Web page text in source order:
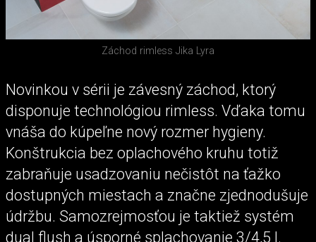
Záchod rimless Jika Lyra
Novinkou v sérii je závesný záchod, ktorý
disponuje technológiou rimless. Vďaka tomu
vnáša do kúpeľne nový rozmer hygieny.
Konštrukcia bez oplachového kruhu totiž
zabraňuje usadzovaniu nečistôt na ťažko
dostupných miestach a značne zjednodušuje
údržbu. Samozrejmosťou je taktiež systém
dual flush a úsporné splachovanie 3/4,5 l.